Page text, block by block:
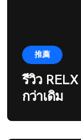
推薦
รีวิว
กว่าเดิม